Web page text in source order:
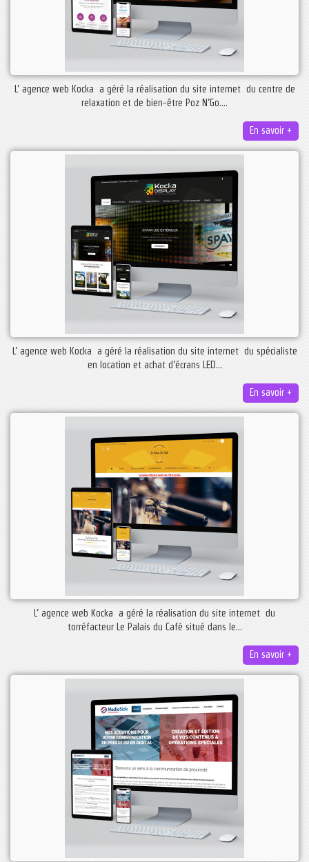
L’ agence web Kocka a géré la réalisation du site internet du centre de
relaxation et de bien-être Poz N’Go....
En savoir +
L’ agence web Kocka a géré la réalisation du site internet du spécialiste
en location et achat d’écrans LED...
En savoir +
L’ agence web Kocka a géré la réalisation du site internet du
torréfacteur Le Palais du Café situé dans le...
En savoir +